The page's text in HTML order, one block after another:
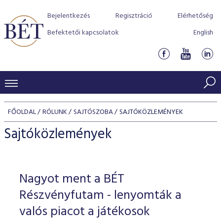
Bejelentkezés Regisztráció
Elérhetőség
Befektetői kapcsolatok
English
KERESKEDÉSI ADATOK
INDEXEK
Jelzáloglevél indexek
Vállalati kötvény indexek
Azonnali Piac
Részvények
Származékos piac
BEFEKTETŐK
Részvény szekció
Hitelpapír szekció
BÉT szabályzatok
Befektetővédelem
Alkalmazott díjstruktúra
Elszámolás
Részvény és vállalati kötvény tőzsdei bevezetését
program
BÉT Xtend - Részvénypiac egyszerűen
TŐZSDETAGOK
Tőzsdetagok, üzletkötők
VENDOROK
FŐOLDAL RÓLUNK SAJTÓSZOBA SAJTÓKÖZLEMÉNYEK
Sajtóközlemények
Nagyot ment a BÉT
Részvényfutam - lenyomták a
valós piacot a játékosok